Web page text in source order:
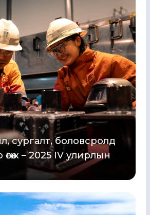
сургалт, боловсролд
– 2025 IV улирлын